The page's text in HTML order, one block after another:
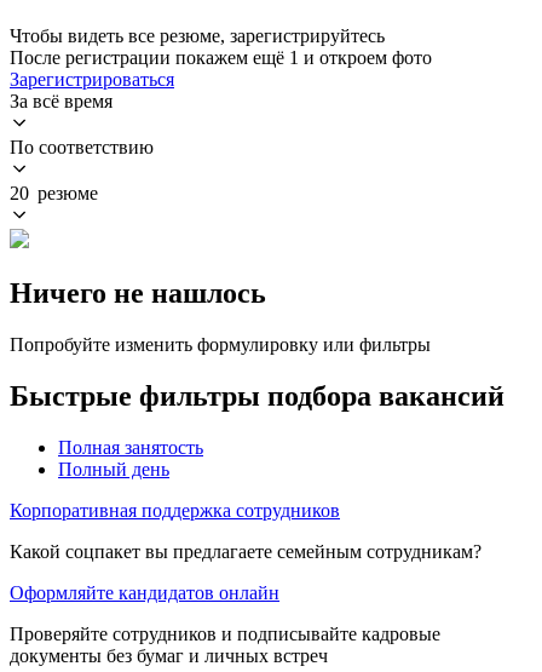
Чтобы видеть все резюме, зарегистрируйтесь
После регистрации покажем ещё 1 и откроем фото
Зарегистрироваться
За всё время
По соответствию
20 резюме
Ничего не нашлось
Попробуйте изменить формулировку или фильтры
Быстрые фильтры подбора вакансий
Полная занятость
Полный день
Корпоративная поддержка сотрудников
Какой соцпакет вы предлагаете семейным сотрудникам?
Оформляйте кандидатов онлайн
Проверяйте сотрудников и подписывайте кадровые
документы без бумаг и личных встреч